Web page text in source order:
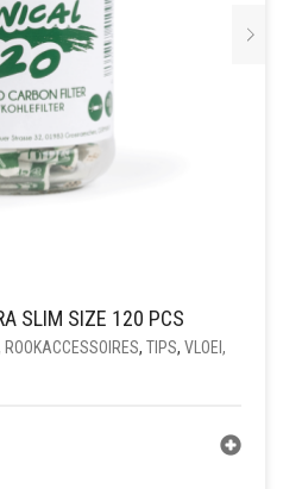
SLIM SIZE 120 PCS
ROOKACCESSOIRES, TIPS, VLOEI,